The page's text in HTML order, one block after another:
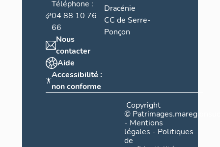
Téléphone :
04 88 10 76
66
Nous
contacter
Aide
Accessibilité :
non conforme
Dracénie
CC de Serre-
Ponçon
Copyright
©
- Mentions
légales - Politiques
de